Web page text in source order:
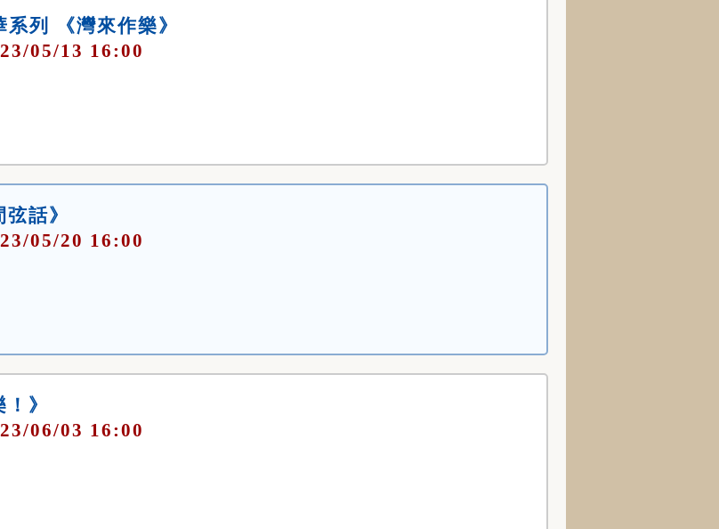
列 《灣來作樂》
05/13 16:00
話》
05/20 16:00
》
06/03 16:00